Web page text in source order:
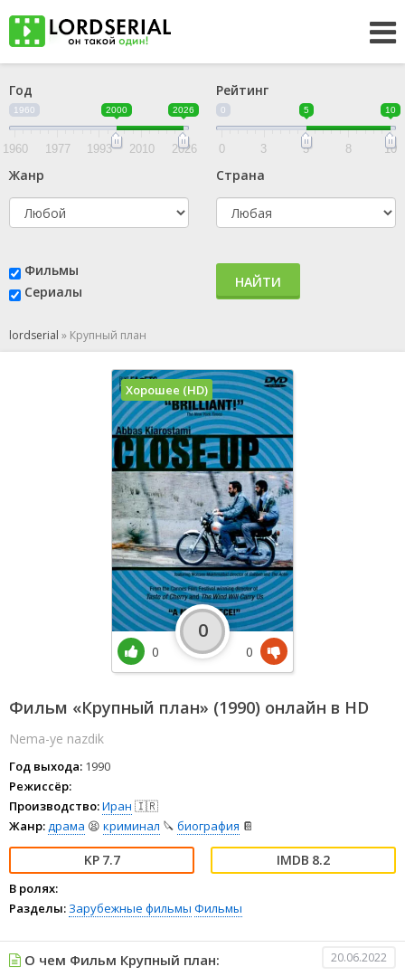
Год
1960 2000 2026
1960 1977 1993 2010 2026
Рейтинг
0 5 10
0 3 5 8 10
Жанр Страна
Фильмы
Сериалы
НАЙТИ
lordserial » Крупный план
Фильм «Крупный план» (1990) онлайн в HD
Nema-ye nazdik
Год выхода: 1990
Режиссёр:
Производство:Иран 🇮🇷
Жанр:драма 😫 криминал 🔪 биография 📔
7.7 8.2
В ролях:
Разделы: Зарубежные фильмы Фильмы
Хорошее (HD)
0
0
0
О чем Фильм Крупный план: 20.06.2022